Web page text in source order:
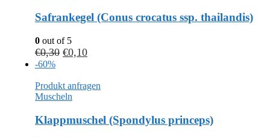
Safrankegel (Conus crocatus ssp. thailandis)
0 out of 5
€0,30 €0,10
-60%
Produkt anfragen
Muscheln
Klappmuschel (Spondylus princeps)